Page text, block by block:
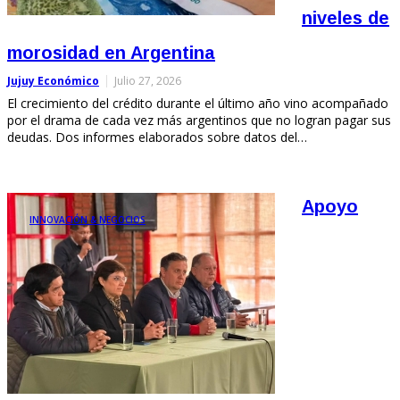
niveles de
morosidad en Argentina
Jujuy Económico Julio 27, 2026
El crecimiento del crédito durante el último año vino acompañado
por el drama de cada vez más argentinos que no logran pagar sus
deudas. Dos informes elaborados sobre datos del…
INNOVACIÓN & NEGOCIOS
Apoyo